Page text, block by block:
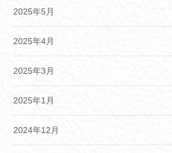
2025年5月
2025年4月
2025年3月
2025年1月
2024年12月